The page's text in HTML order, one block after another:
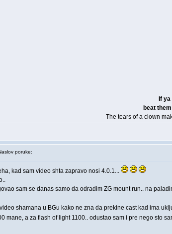
If
beat them
The tears of a clown
poruke:
kad sam video shta zapravo nosi 4.0.1...
sam se danas samo da odradim ZG mount run.. na
shamana u BGu kako ne zna da prekine cast kad ima
mane, a za flash of light 1100.. odustao sam i pre nego sto